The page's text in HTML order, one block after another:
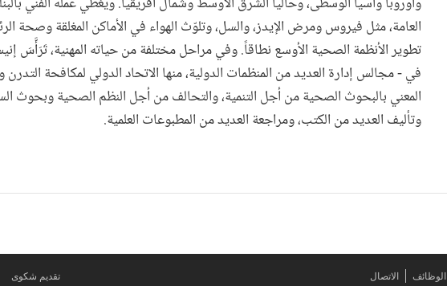
العامة، مثل فيروس ومرض الإيدز، والسل، وتلوّث الهواء في الأماكن المغلقة وصحة
تطوير الأنظمة الصحية الأوسع نطاقاً. وفي مراحل مختلفة من حياته المهنية، تَرَأَّسَ
في - مجالس إدارة العديد من المنظمات الدولية، منها الاتحاد الدولي لمكافحة
المعني بالبحوث الصحية من أجل التنمية، والتحالف من أجل النظم الصحية وبحوث
وتأليف العديد من الكتب، ومراجعة العديد من المطبوعات العلمية.
الوظائف الاتصال تقديم شكوى